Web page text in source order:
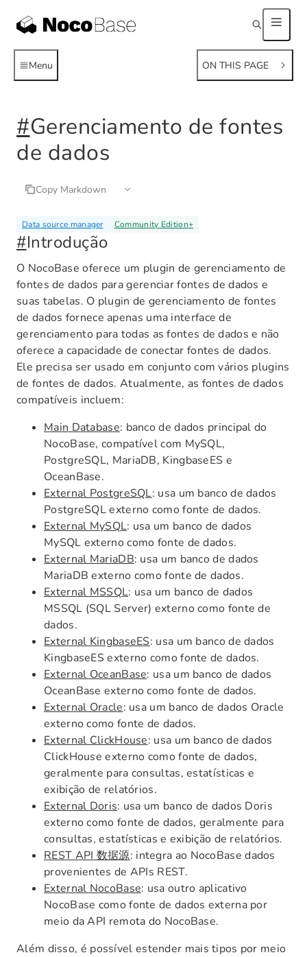
Menu ON THIS PAGE
#Gerenciamento de fontes
de dados
Copy Markdown
Data source manager Community Edition+
#Introdução
O NocoBase oferece um plugin de gerenciamento de
fontes de dados para gerenciar fontes de dados e
suas tabelas. O plugin de gerenciamento de fontes
de dados fornece apenas uma interface de
gerenciamento para todas as fontes de dados e não
oferece a capacidade de conectar fontes de dados.
Ele precisa ser usado em conjunto com vários plugins
de fontes de dados. Atualmente, as fontes de dados
compatíveis incluem:
Main Database: banco de dados principal do
NocoBase, compatível com MySQL,
PostgreSQL, MariaDB, KingbaseES e
OceanBase.
External PostgreSQL: usa um banco de dados
PostgreSQL externo como fonte de dados.
External MySQL: usa um banco de dados
MySQL externo como fonte de dados.
External MariaDB: usa um banco de dados
MariaDB externo como fonte de dados.
External MSSQL: usa um banco de dados
MSSQL (SQL Server) externo como fonte de
dados.
External KingbaseES: usa um banco de dados
KingbaseES externo como fonte de dados.
External OceanBase: usa um banco de dados
OceanBase externo como fonte de dados.
External Oracle: usa um banco de dados Oracle
externo como fonte de dados.
External ClickHouse: usa um banco de dados
ClickHouse externo como fonte de dados,
geralmente para consultas, estatísticas e
exibição de relatórios.
External Doris: usa um banco de dados Doris
externo como fonte de dados, geralmente para
consultas, estatísticas e exibição de relatórios.
REST API 数据源: integra ao NocoBase dados
provenientes de APIs REST.
External NocoBase: usa outro aplicativo
NocoBase como fonte de dados externa por
meio da API remota do NocoBase.
Além disso, é possível estender mais tipos por meio